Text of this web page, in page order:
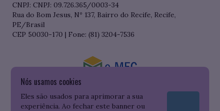
Nós usamos cookies
Eles são usados para aprimorar a sua
experiência. Ao fechar este banner ou
CNPJ: CNPJ: 09.726.365/0003-34
Rua do Bom Jesus, Nº 137, Bairro do Recife, Recife,
PE/Brasil
CEP 50030-170 | Fone: (81) 3204-7536
Consulte o cadastro da Instituição no Sistema do e-MEC